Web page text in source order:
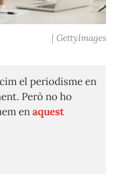
| GettyImages
el periodisme en
Però no ho
enaquest